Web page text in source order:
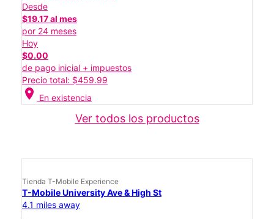
Desde
$19.17 al mes
por 24 meses
Hoy
$0.00
de pago inicial + impuestos
Precio total: $459.99
location_on En existencia
Ver todos los productos
Tienda T-Mobile Experience
T-Mobile University Ave & High St
4.1 miles away